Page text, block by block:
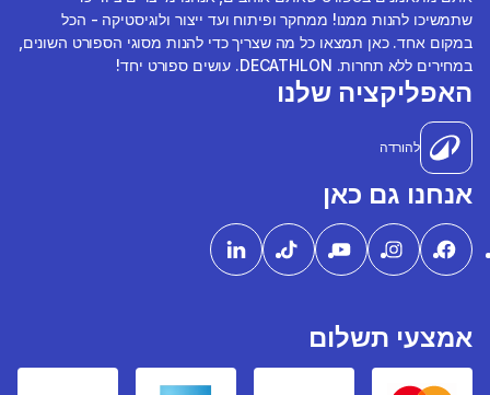
שתמשיכו להנות ממנו! ממחקר ופיתוח ועד ייצור ולוגיסטיקה - הכל
במקום אחד. כאן תמצאו כל מה שצריך כדי להנות מסוגי הספורט השונים,
במחירים ללא תחרות. DECATHLON. עושים ספורט יחד!
האפליקציה שלנו
להורדה
אנחנו גם כאן
אמצעי תשלום